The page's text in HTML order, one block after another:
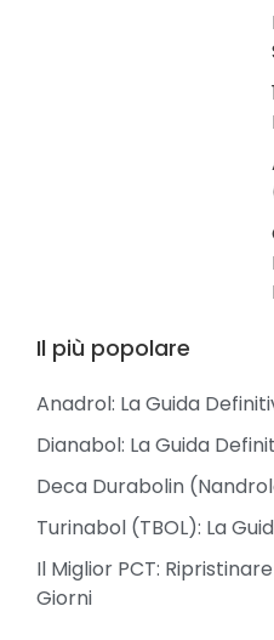
Il più popolare
Anadrol: La Guida
Dianabol: La Guida
Deca Durabolin
Turinabol (TBOL): La
Il Miglior PCT:
Giorni